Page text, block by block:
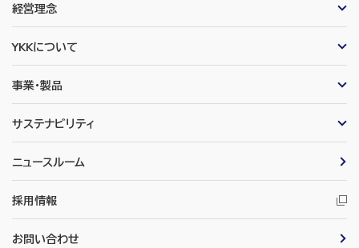
経営理念
YKKについて
事業・製品
サステナビリティ
ニュースルーム
採用情報
お問い合わせ